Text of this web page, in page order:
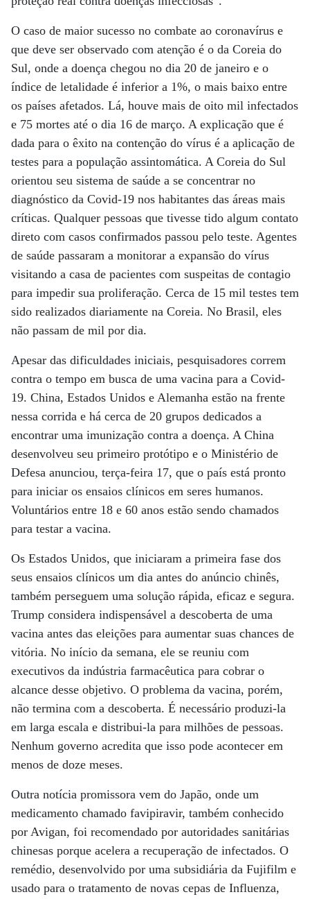
O caso de maior sucesso no combate ao coronavírus e
que deve ser observado com atenção é o da Coreia do
Sul, onde a doença chegou no dia 20 de janeiro e o
índice de letalidade é inferior a 1%, o mais baixo entre
os países afetados. Lá, houve mais de oito mil infectados
e 75 mortes até o dia 16 de março. A explicação que é
dada para o êxito na contenção do vírus é a aplicação de
testes para a população assintomática. A Coreia do Sul
orientou seu sistema de saúde a se concentrar no
diagnóstico da Covid-19 nos habitantes das áreas mais
críticas. Qualquer pessoas que tivesse tido algum contato
direto com casos confirmados passou pelo teste. Agentes
de saúde passaram a monitorar a expansão do vírus
visitando a casa de pacientes com suspeitas de contagio
para impedir sua proliferação. Cerca de 15 mil testes tem
sido realizados diariamente na Coreia. No Brasil, eles
não passam de mil por dia.
Apesar das dificuldades iniciais, pesquisadores correm
contra o tempo em busca de uma vacina para a Covid-
19. China, Estados Unidos e Alemanha estão na frente
nessa corrida e há cerca de 20 grupos dedicados a
encontrar uma imunização contra a doença. A China
desenvolveu seu primeiro protótipo e o Ministério de
Defesa anunciou, terça-feira 17, que o país está pronto
para iniciar os ensaios clínicos em seres humanos.
Voluntários entre 18 e 60 anos estão sendo chamados
para testar a vacina.
Os Estados Unidos, que iniciaram a primeira fase dos
seus ensaios clínicos um dia antes do anúncio chinês,
também perseguem uma solução rápida, eficaz e segura.
Trump considera indispensável a descoberta de uma
vacina antes das eleições para aumentar suas chances de
vitória. No início da semana, ele se reuniu com
executivos da indústria farmacêutica para cobrar o
alcance desse objetivo. O problema da vacina, porém,
não termina com a descoberta. É necessário produzi-la
em larga escala e distribui-la para milhões de pessoas.
Nenhum governo acredita que isso pode acontecer em
menos de doze meses.
Outra notícia promissora vem do Japão, onde um
medicamento chamado favipiravir, também conhecido
por Avigan, foi recomendado por autoridades sanitárias
chinesas porque acelera a recuperação de infectados. O
remédio, desenvolvido por uma subsidiária da Fujifilm e
usado para o tratamento de novas cepas de Influenza,